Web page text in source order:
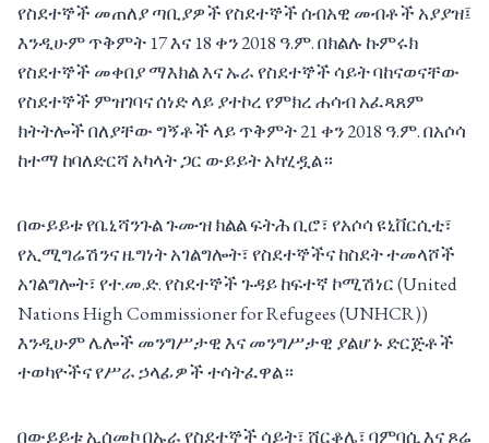
የስደተኞች መጠለያ ጣቢያዎች የስደተኞች ሰብአዊ መብቶች አያያዝ፤
እንዲሁም ጥቅምት 17 እና 18 ቀን 2018 ዓ.ም. በክልሉ ኩምሩክ
የስደተኞች መቀበያ ማእክል እና ኡራ የስደተኞች ሳይት ባከናወናቸው
የስደተኞች ምዝገባና ሰነድ ላይ ያተኮረ የምክረ ሐሳብ አፈጻጸም
ክትትሎች በለያቸው ግኝቶች ላይ ጥቅምት 21 ቀን 2018 ዓ.ም. በአሶሳ
ከተማ ከባለድርሻ አካላት ጋር ውይይት አካሂዷል።
በውይይቱ የቤኒሻንጉል ጉሙዝ ክልል ፍትሕ ቢሮ፣ የአሶሳ ዩኒቨርሲቲ፣
የኢሚግሬሽንና ዜግነት አገልግሎት፣ የስደተኞችና ከስደት ተመላሾች
አገልግሎት፣ የተ.መ.ድ. የስደተኞች ጉዳይ ከፍተኛ ኮሚሽነር (United
Nations High Commissioner for Refugees (UNHCR))
እንዲሁም ሌሎች መንግሥታዊ እና መንግሥታዊ ያልሆኑ ድርጅቶች
ተወካዮችና የሥራ ኃላፊዎች ተሳትፈዋል።
በውይይቱ ኢሰመኮ በኡራ የስደተኞች ሳይት፣ ሸርቆሌ፣ ባምባሲ እና ጾሬ